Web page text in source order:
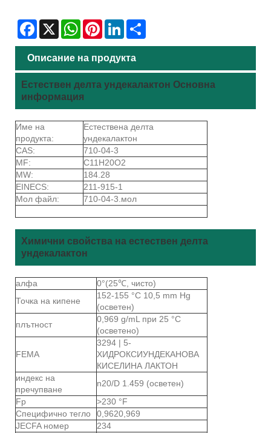
Facebook
X WhatsAppPinterestLinkedIn
Описание на продукта
Естествен делта ундекалактон Основна
информация
Име на
продукта:
Естествена делта
ундекалактон
CAS:
710-04-3
MF:
C11H20O2
MW:
184.28
EINECS:
211-915-1
Мол файл:
710-04-3.мол
Химични свойства на естествен делта
ундекалактон
алфа
0°(25℃, чисто)
Точка на кипене
152-155 °C 10,5 mm Hg
(осветен)
плътност
0,969 g/mL при 25 °C
(осветено)
FEMA
3294 | 5-
ХИДРОКСИУНДЕКАНОВА
КИСЕЛИНА ЛАКТОН
индекс на
пречупване
n20/D 1.459 (осветен)
Fp
>230 °F
Специфично тегло
0,9620,969
JECFA номер
234